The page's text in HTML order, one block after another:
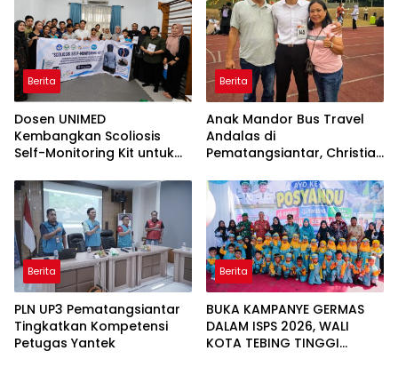
Berita
Dosen UNIMED
Kembangkan Scoliosis
Self-Monitoring Kit untuk
Mandiri Pasien Scoliosis
Berita
Anak Mandor Bus Travel
Andalas di
Pematangsiantar, Christian
AD 2026
Berita
PLN UP3 Pematangsiantar
Tingkatkan Kompetensi
Petugas Yantek
Berita
BUKA KAMPANYE GERMAS
DALAM ISPS 2026, WALI
KOTA TEBING TINGGI